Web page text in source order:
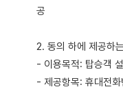
공
2. 동의 하에 제공하
- 이용목적: 탑승객
- 제공항목: 휴대전화